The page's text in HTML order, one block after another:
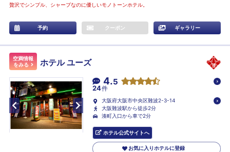
贅沢でシンプル、シャープなのに優しいモノトーンホテル。
予約 クーポン ギャラリー
空満情報
をみる
ホテル ユーズ
4.5
24件
大阪府大阪市中央区難波2-3-14
大阪難波駅から徒歩2分
湊町入口から車で2分
ホテル公式サイトへ
お気に入りホテルに登録